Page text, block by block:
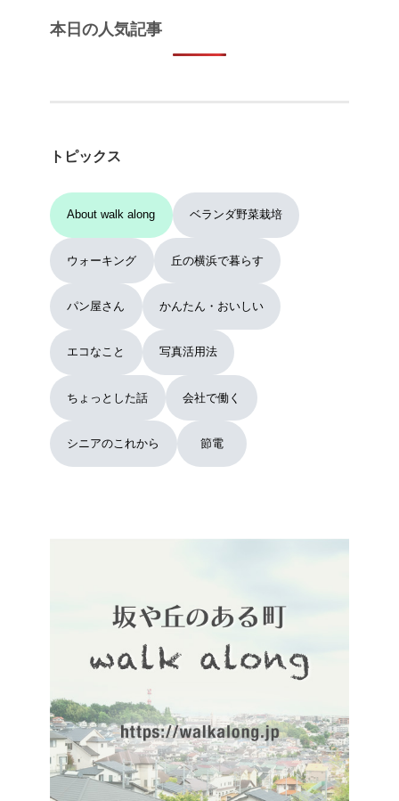
本日の人気記事
トピックス
About walk along ベランダ野菜栽培
ウォーキング 丘の横浜で暮らす
パン屋さん かんたん・おいしい
エコなこと 写真活用法
ちょっとした話 会社で働く
シニアのこれから 節電